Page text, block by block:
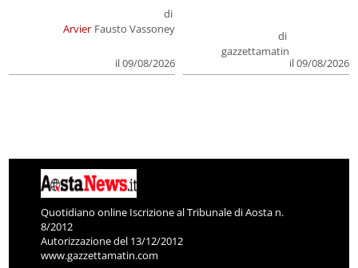
Arvier
di
Fausto Vassoney
il 09/08/2026
di
gazzettamatin
il 09/08/2026
Quotidiano online Iscrizione al Tribunale di Aosta n.
8/2012
Autorizzazione del 13/12/2012
www.gazzettamatin.com